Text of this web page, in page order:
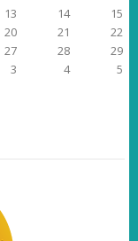
13 14
15
20 21
22
27 28
29
3 4 5